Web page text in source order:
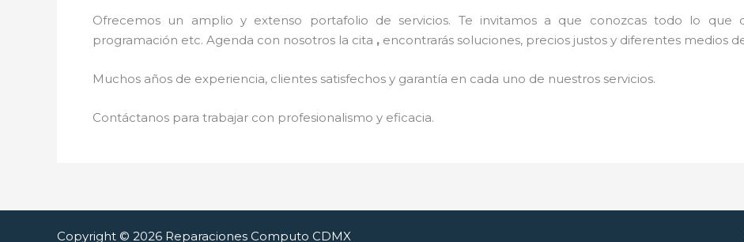
Ofrecemos un amplio y extenso portafolio de servicios. Te invitamos a que conozcas todo lo que
programación etc. Agenda con nosotros la cita , encontrarás soluciones, precios justos y diferentes medios
Muchos años de experiencia, clientes satisfechos y garantía en cada uno de nuestros servicios.
Contáctanos para trabajar con profesionalismo y eficacia.
Copyright © 2026 Reparaciones Computo CDMX